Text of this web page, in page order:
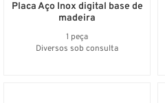
1 peça
Diversos sob consulta
Placa Aço Inox digital base de
madeira